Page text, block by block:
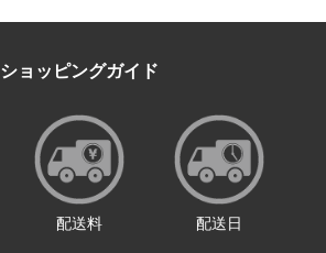
ショッピングガイド
配送料 配送日